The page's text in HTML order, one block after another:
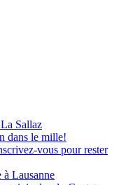
Sallaz
dans le mille!
vous pour rester
à Lausanne